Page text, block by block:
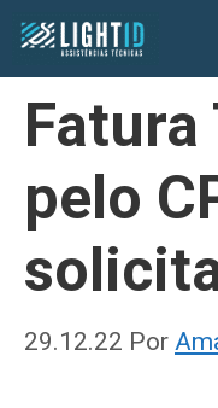
Pular
para
conteúdo
Fatura
pelo
29.12.22 Por